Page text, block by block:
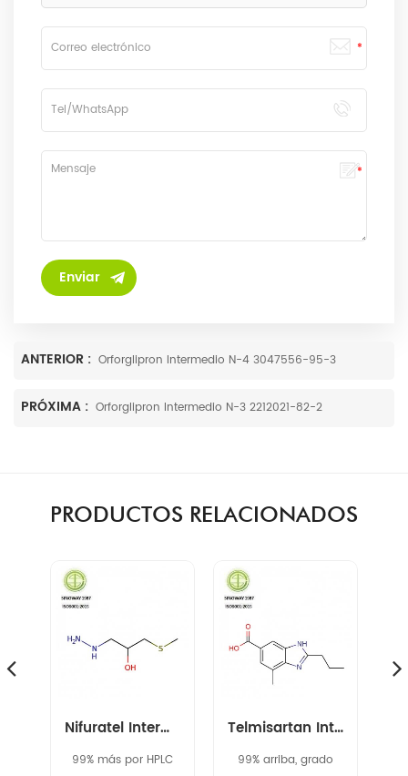
ANTERIOR : Orforglipron Intermedio N-4 3047556-95-3
PRÓXIMA : Orforglipron Intermedio N-3 2212021-82-2
PRODUCTOS RELACIONADOS
Nifuratel Intermedio 14359-97-8
99% más por HPLC
Telmisartan Intermedio 152628-03-0
99% arriba, grado